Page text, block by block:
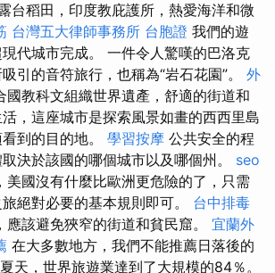
台稻田，印度教庇護所，熱愛海洋和微
台灣五大律師事務所 台胞證 我們的遊
代城市完成。 一件令人驚嘆的巴洛克
引的音符旅行，也稱為“岩石花園”。 外
國教科文組織世界遺產，舒適的街道和
，這座城市是探索風景如畫的西西里島
到的目的地。 學習按摩 公共安全的程
決於該國的哪個城市以及哪個州。 seo
美國沒有什麼比歐洲更危險的了，只需
絕對必要的基本規則即可。 台中排毒
應該避免狹窄的街道和貧民窟。 宜蘭外
在大多數地方，我們不能推薦日落後的
天，世界旅遊業達到了大規模的84％。